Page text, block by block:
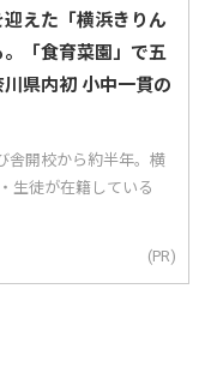
えた「横浜きりん
「食育菜園」で五
県内初 小中一貫の
舎開校から約半年。横
生徒が在籍している
(PR)